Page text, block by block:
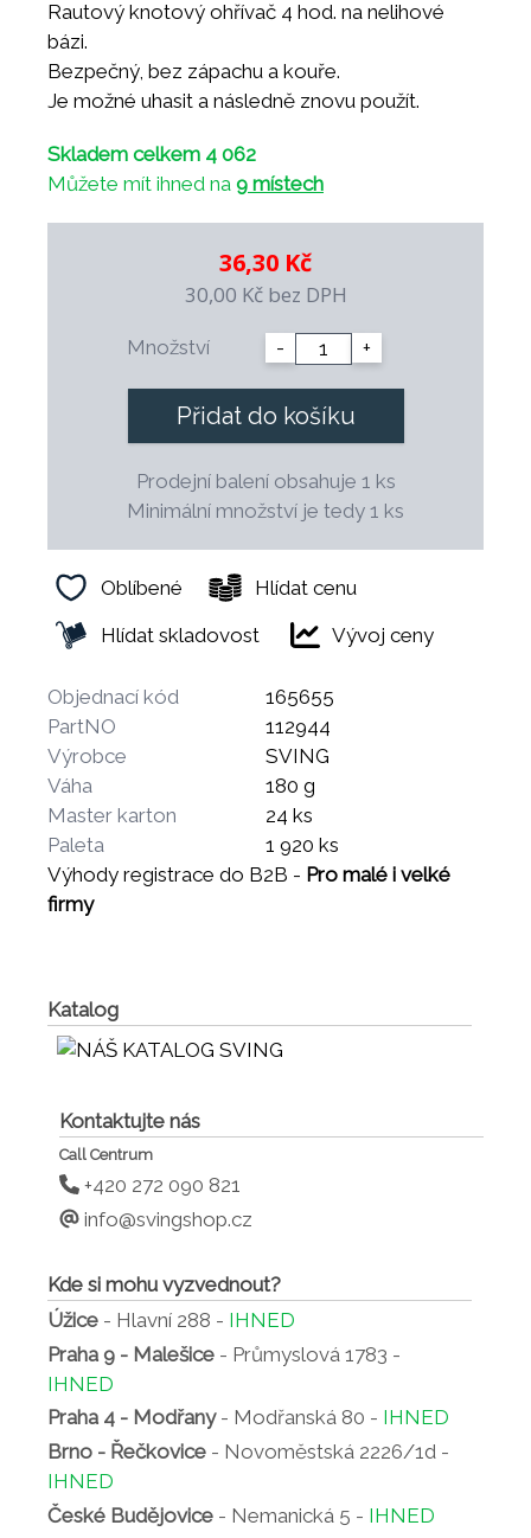
Rautový knotový ohřívač 4 hod. na nelihové
bázi.
Bezpečný, bez zápachu a kouře.
Je možné uhasit a následně znovu použít.
Skladem celkem 4 062
Můžete mít ihned na 9 místech
36,30 Kč
30,00 Kč bez DPH
Množství - +
Přidat do košíku
Prodejní balení obsahuje 1 ks
Minimální množství je tedy 1 ks
Oblíbené
Hlídat cenu
Hlídat skladovost
Vývoj ceny
Objednací kód
165655
PartNO
112944
Výrobce
SVING
Váha
180 g
Master karton
24 ks
Paleta
1 920 ks
Výhody registrace do B2B - Pro malé i velké
firmy
Katalog
Kontaktujte nás
Call Centrum
+420 272 090 821
info@svingshop.cz
Kde si mohu vyzvednout?
Úžice - Hlavní 288 - IHNED
Praha 9 - Malešice - Průmyslová 1783 -
IHNED
Praha 4 - Modřany- Modřanská 80 - IHNED
Brno - Řečkovice - Novoměstská 2226/1d -
IHNED
České Budějovice - Nemanická 5 - IHNED